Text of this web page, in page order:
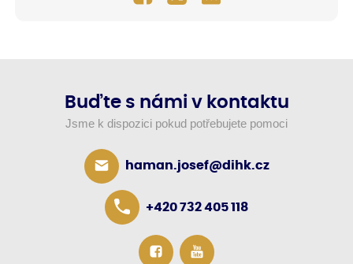
Buďte s námi v kontaktu
Jsme k dispozici pokud potřebujete pomoci
haman.josef@dihk.cz
+420 732 405 118